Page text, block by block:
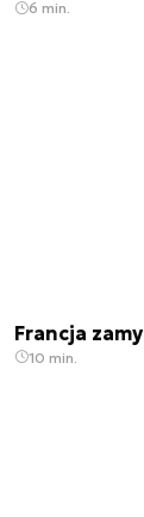
6 min.
Francja
10 min.